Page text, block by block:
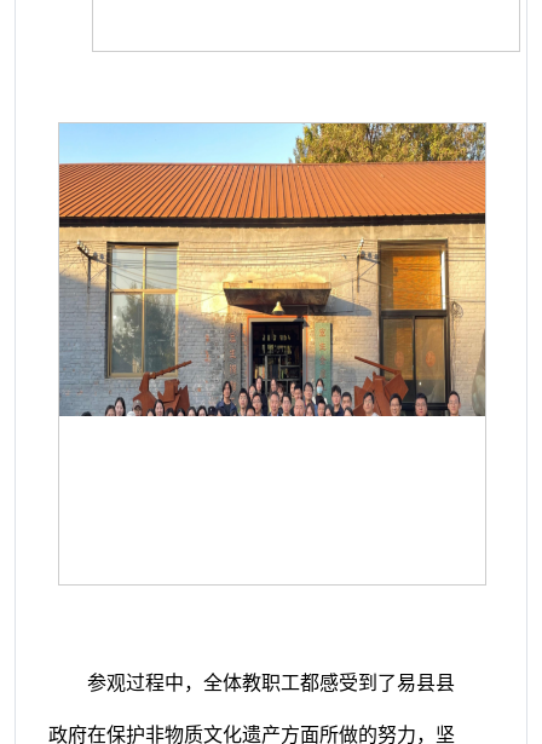
参观过程中，全体教职工都感受到了易县县
政府在保护非物质文化遗产方面所做的努力，坚